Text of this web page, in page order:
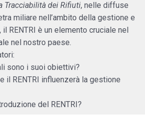
Tracciabilità dei Rifiuti, nelle diffuse
miliare nell’ambito della gestione e
RENTRI è un elemento cruciale nel
nel nostro paese.
sono i suoi obiettivi?
il RENTRI influenzerà la gestione
del RENTRI?